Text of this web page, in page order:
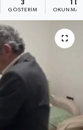
3
GÖSTERIM
1
OKUNMA